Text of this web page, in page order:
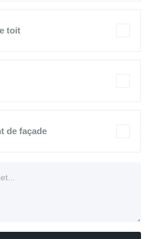
toit
de façade